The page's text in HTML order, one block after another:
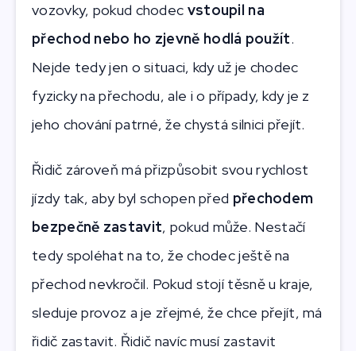
vozovky, pokud chodec vstoupil na
přechod nebo ho zjevně hodlá použít.
Nejde tedy jen o situaci, kdy už je chodec
fyzicky na přechodu, ale i o případy, kdy je z
jeho chování patrné, že chystá silnici přejít.
Řidič zároveň má přizpůsobit svou rychlost
jízdy tak, aby byl schopen před přechodem
bezpečně zastavit, pokud může. Nestačí
tedy spoléhat na to, že chodec ještě na
přechod nevkročil. Pokud stojí těsně u kraje,
sleduje provoz a je zřejmé, že chce přejít, má
řidič zastavit. Řidič navíc musí zastavit